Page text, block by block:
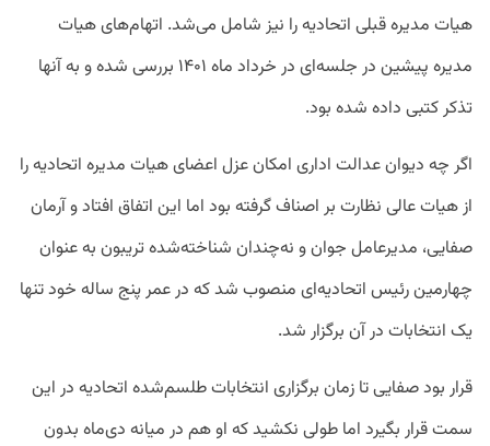
هیات مدیره قبلی اتحادیه را نیز شامل می‌شد. اتهام‌های هیات
مدیره پیشین در جلسه‌ای در خرداد ماه ۱۴۰۱ بررسی شده و به آنها
تذکر کتبی داده شده بود.
اگر چه دیوان عدالت اداری امکان عزل اعضای هیات مدیره اتحادیه را
از هیات عالی نظارت بر اصناف گرفته بود اما این اتفاق افتاد و آرمان
صفایی، مدیرعامل جوان و نه‌چندان شناخته‌شده تریبون به عنوان
چهارمین رئیس اتحادیه‌ای منصوب شد که در عمر پنج ساله‌ خود تنها
یک انتخابات در آن برگزار شد.
قرار بود صفایی تا زمان برگزاری انتخابات طلسم‌شده اتحادیه در این
سمت قرار بگیرد اما طولی نکشید که او هم در میانه دی‌ماه بدون